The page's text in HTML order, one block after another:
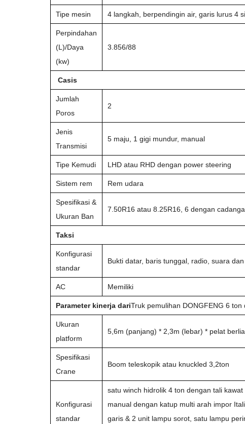
Tipe mesin 4 langkah, berpendingin air, garis lurus 4
Perpindahan
(L)/Daya
(kw)
3.856/88
Casis
Jumlah
Poros
2
Jenis
Transmisi
5 maju, 1 gigi mundur, manual
Tipe Kemudi LHD atau RHD dengan power steering
Sistem rem Rem udara
Spesifikasi &
Ukuran Ban
7.50R16 atau 8.25R16, 6 dengan
Taksi
Konfigurasi
standar
Bukti datar, baris tunggal, radio, suara
AC Memiliki
Parameter kinerja dariTruk pemulihan DONGFENG 6 ton
Ukuran
platform
5,6m (panjang) * 2,3m (lebar) * pelat
Spesifikasi
Crane
Boom teleskopik atau knuckled 3,2ton
Konfigurasi
standar
satu winch hidrolik 4 ton dengan tali
manual dengan katup multi arah impor
garis & 2 unit lampu sorot, satu lampu